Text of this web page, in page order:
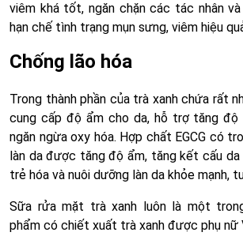
viêm khá tốt, ngăn chặn các tác nhân và
hạn chế tình trạng mụn sưng, viêm hiệu
Chống lão hóa
Trong thành phần của trà xanh chứa rất
cung cấp độ ẩm cho da, hỗ trợ tăng độ
ngăn ngừa oxy hóa. Hợp chất EGCG có
làn da được tăng độ ẩm, tăng kết cấu da
trẻ hóa và nuôi dưỡng làn da khỏe mạnh,
Sữa rửa mặt trà xanh luôn là một
phẩm có chiết xuất trà xanh được phụ nữ